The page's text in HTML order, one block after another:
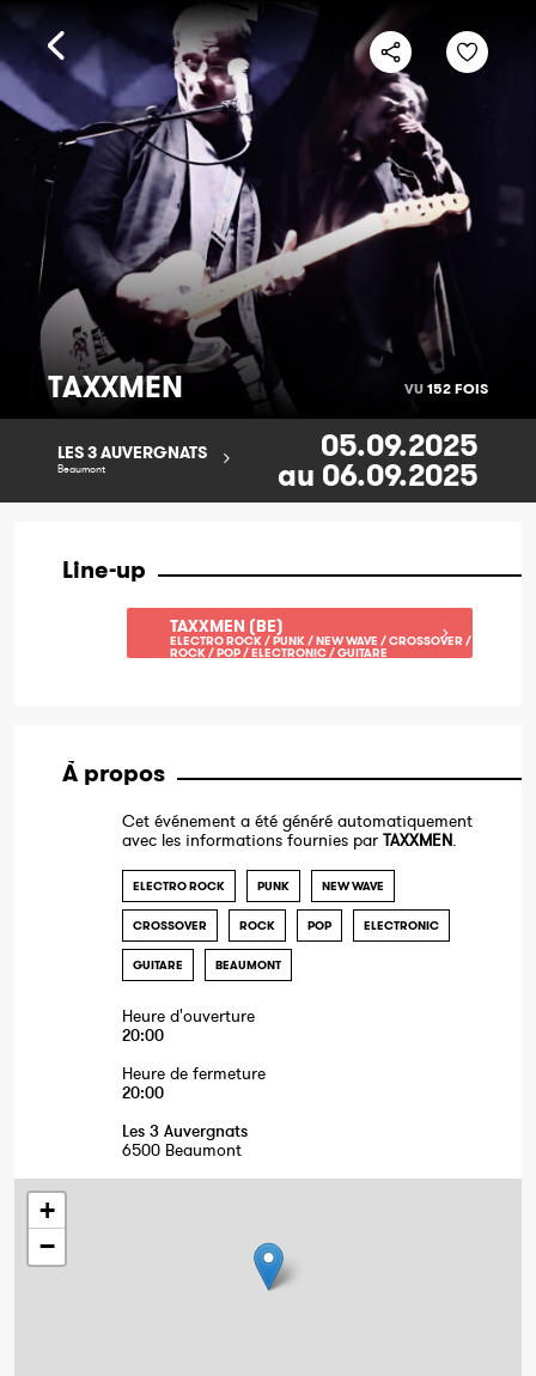
TAXXMEN VU 152 FOIS
LES 3 AUVERGNATS
Beaumont
05.09.2025
au 06.09.2025
Line-up
TAXXMEN (BE)
ELECTRO ROCK / PUNK / NEW WAVE / CROSSOVER /
ROCK / POP / ELECTRONIC / GUITARE
À propos
Cet événement a été généré automatiquement
avec les informations fournies par TAXXMEN.
ELECTRO ROCK PUNK NEW WAVE
CROSSOVER ROCK POP ELECTRONIC
GUITARE BEAUMONT
Heure d'ouverture
20:00
Heure de fermeture
20:00
Les 3 Auvergnats
6500 Beaumont
+
−